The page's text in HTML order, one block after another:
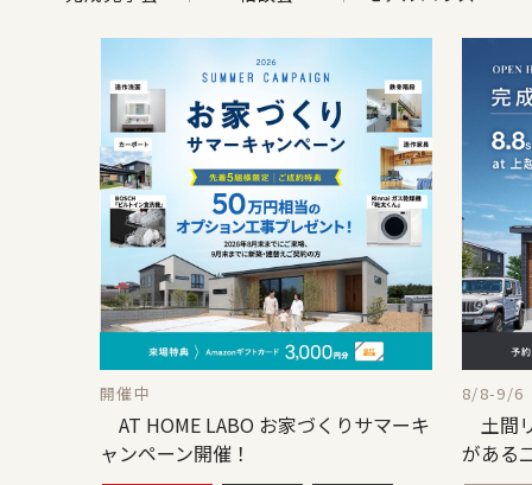
開催中
AT HOME LABO お家づくりサマーキ
ャンペーン開催！
8/8-9/6
土間
がある